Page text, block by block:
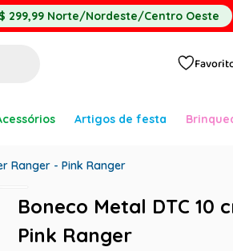
299,99 Norte/Nordeste/Centro Oeste
Artigos de festa
Ranger - Pink Ranger
Boneco Metal DTC 10
Pink Ranger